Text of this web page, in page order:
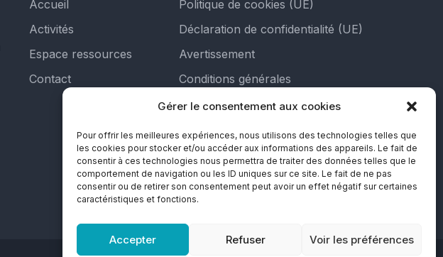
Gérer le consentement aux cookies
Pour offrir les meilleures expériences, nous utilisons des technologies telles que
les cookies pour stocker et/ou accéder aux informations des appareils. Le fait de
consentir à ces technologies nous permettra de traiter des données telles que le
comportement de navigation ou les ID uniques sur ce site. Le fait de ne pas
consentir ou de retirer son consentement peut avoir un effet négatif sur certaines
caractéristiques et fonctions.
Accepter Refuser Voir les préférences
Accueil
Activités
Espace ressources
Contact
Politique de cookies (UE)
Déclaration de confidentialité (UE)
Avertissement
Conditions générales